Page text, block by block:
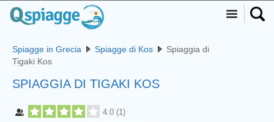
Spiagge in Grecia Spiagge di Kos
Spiaggia di
Tigaki Kos
SPIAGGIA DI TIGAKI KOS
4.0 (1)